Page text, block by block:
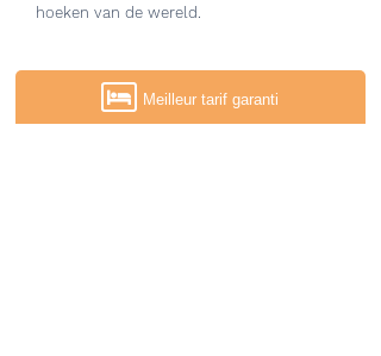
Meilleur tarif garanti
hoeken van de wereld.